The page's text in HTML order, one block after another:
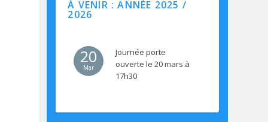
À VENIR : ANNÉE 2025 /
2026
20
Mar
Journée porte
ouverte le 20 mars à
17h30